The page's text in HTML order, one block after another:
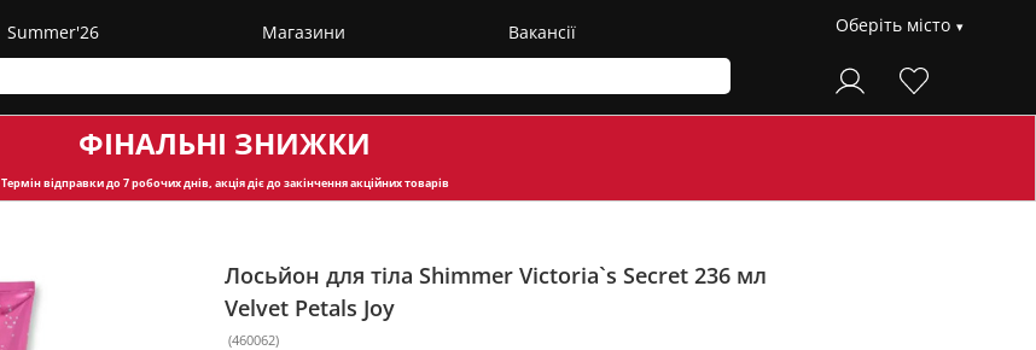
Summer'26 Магазини Вакансії Оберіть місто
ФІНАЛЬНІ ЗНИЖКИ
Термін відправкидо 7 робочих днів, акція діє до закінчення акційних товарів
Лосьйон для тіла Shimmer Victoria`s Secret 236 мл
Velvet Petals Joy
(460062)